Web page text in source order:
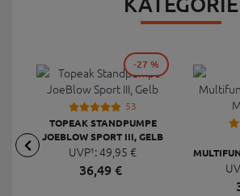
53
TOPEAK STANDPUMPE
JOEBLOW SPORT III, GELB
UVP¹:49,95 €
36,49€
-27 %